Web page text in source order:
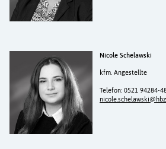
Nicole Schelawski
kfm. Angestellte
Telefon: 0521 94284-